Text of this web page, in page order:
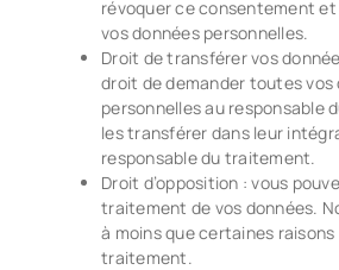
révoquer ce consentement
vos données personnelles.
Droit de transférer vos
droit de demander toutes vos
personnelles au responsable
les transférer dans leur
responsable du traitement.
Droit d’opposition : vous
traitement de vos données.
à moins que certaines
traitement.